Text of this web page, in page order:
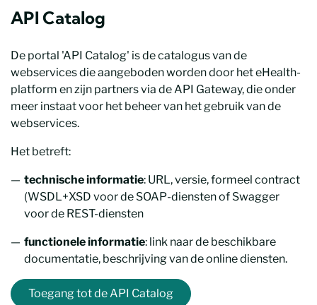
API Catalog
De portal 'API Catalog' is de catalogus van de
webservices die aangeboden worden door het eHealth-
platform en zijn partners via de API Gateway, die onder
meer instaat voor het beheer van het gebruik van de
webservices.
Het betreft:
technische informatie: URL, versie, formeel contract
(WSDL+XSD voor de SOAP-diensten of Swagger
voor de REST-diensten
functionele informatie: link naar de beschikbare
documentatie, beschrijving van de online diensten.
Toegang tot de API Catalog